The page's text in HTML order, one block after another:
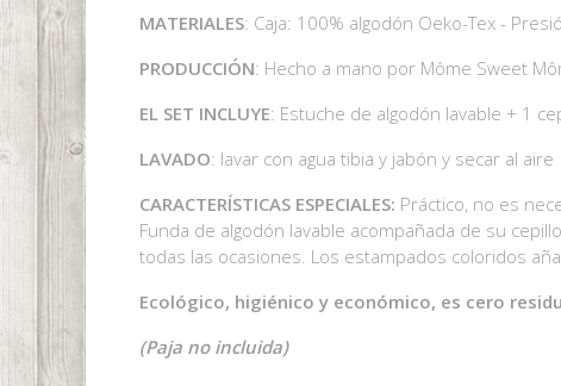
MATERIALES: Caja: 100% algodón Oeko-Tex -
PRODUCCIÓN: Hecho a mano por Môme Sweet
EL SET INCLUYE: Estuche de algodón lavable + 1
LAVADO: lavar con agua tibia y jabón y secar al aire
CARACTERÍSTICAS ESPECIALES: Práctico, no es
Funda de algodón lavable acompañada de su
todas las ocasiones. Los estampados coloridos
Ecológico, higiénico y económico, es cero
(Paja no incluida)